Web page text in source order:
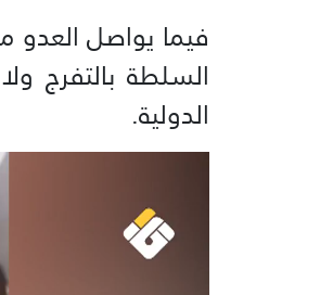
فيما يواصل العدو
السلطة بالتفرج
الدولية.